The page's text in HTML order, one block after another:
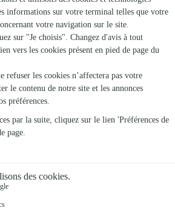
36,95 €